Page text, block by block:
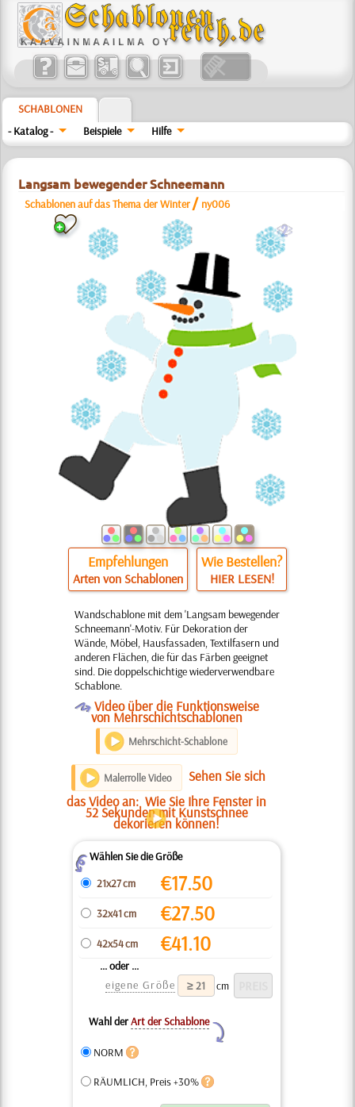
SCHABLONEN
- Katalog -
Beispiele Hilfe
Langsam bewegender Schneemann
Schablonen auf das Thema der Winter / ny006
b
Empfehlungen
Arten von Schablonen
Wie Bestellen?
HIER LESEN!
Wandschablone mit dem 'Langsam bewegender
Schneemann'-Motiv. Für Dekoration der
Wände, Möbel, Hausfassaden, Textilfasern und
anderen Flächen, die für das Färben geeignet
sind. Die doppelschichtige wiederverwendbare
Schablone.
O Video über die Funktionsweise
von Mehrschichtschablonen
Mehrschicht-Schablone
Malerrolle Video
Sehen Sie sich
das Video an: Wie Sie Ihre Fenster in
52 Sekunden mit Kunstschnee
dekorieren können!
ZWählen Sie die Größe
21x27 cm
€17.50
32x41 cm €27.50
42x54 cm €41.10
... oder ...
eigene Größe
cm
Wahl derArt der Schablone
Y
NORM
RÄUMLICH, Preis +30%